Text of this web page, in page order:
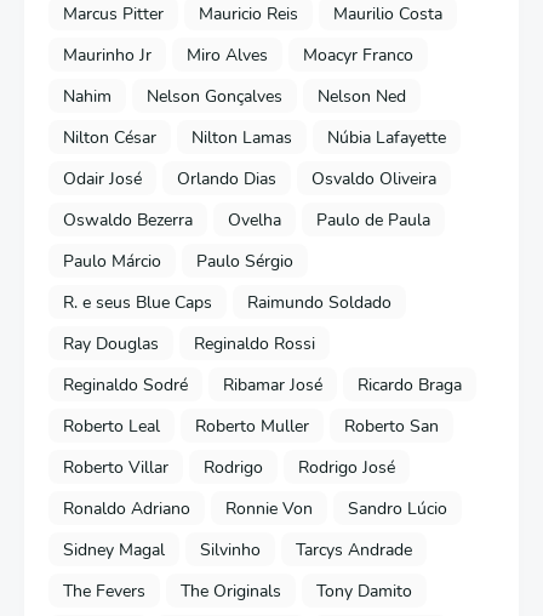
Marcus Pitter
Mauricio Reis
Maurilio Costa
Maurinho Jr
Miro Alves
Moacyr Franco
Nahim
Nelson Gonçalves
Nelson Ned
Nilton César
Nilton Lamas
Núbia Lafayette
Odair José
Orlando Dias
Osvaldo Oliveira
Oswaldo Bezerra
Ovelha
Paulo de Paula
Paulo Márcio
Paulo Sérgio
R. e seus Blue Caps
Raimundo Soldado
Ray Douglas
Reginaldo Rossi
Reginaldo Sodré
Ribamar José
Ricardo Braga
Roberto Leal
Roberto Muller
Roberto San
Roberto Villar
Rodrigo
Rodrigo José
Ronaldo Adriano
Ronnie Von
Sandro Lúcio
Sidney Magal
Silvinho
Tarcys Andrade
The Fevers
The Originals
Tony Damito